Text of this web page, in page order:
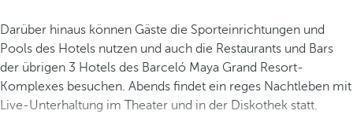
Darüber hinaus können Gäste die Sporteinrichtungen und
Pools des Hotels nutzen und auch die Restaurants und Bars
der übrigen 3 Hotels des Barceló Maya Grand Resort-
Komplexes besuchen. Abends findet ein reges Nachtleben mit
Live-Unterhaltung im Theater und in der Diskothek statt.